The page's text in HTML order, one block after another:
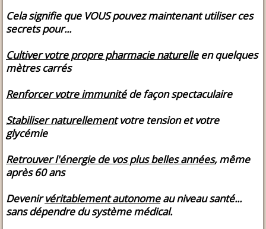
Cela signifie que VOUS pouvez maintenant utiliser ces
secrets pour...
Cultiver votre propre pharmacie naturelleen quelques
mètres carrés
Renforcer votre immunitéde façon spectaculaire
Stabiliser naturellementvotre tension et votre
glycémie
Retrouver l'énergie de vos plus belles années, même
après 60 ans
Devenirvéritablement autonomeau niveau santé...
sans dépendre du système médical.